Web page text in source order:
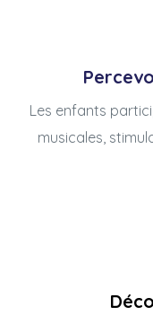
Les enfants
musicales,